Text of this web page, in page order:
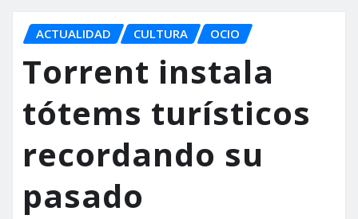
ACTUALIDAD CULTURA OCIO
Torrent instala
tótems turísticos
recordando su
pasado